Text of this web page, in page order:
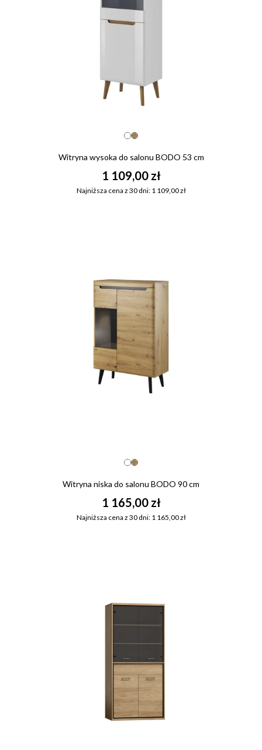
Witryna wysoka do salonu BODO 53 cm
1 109,00 zł
Najniższa cena z 30 dni: 1 109,00 zł
Witryna niska do salonu BODO 90 cm
1 165,00 zł
Najniższa cena z 30 dni: 1 165,00 zł